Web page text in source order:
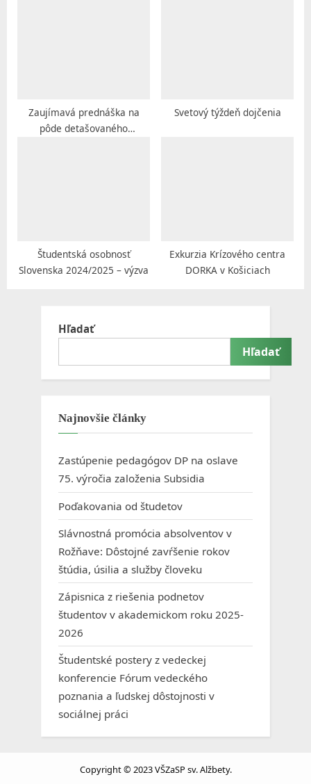
Zaujímavá prednáška na
pôde detašovaného
Svetový týždeň dojčenia
Študentská osobnosť
Slovenska 2024/2025 – výzva
Exkurzia Krízového centra
DORKA v Košiciach
Hľadať
Hľadať
Najnovšie články
Zastúpenie pedagógov DP na oslave
75. výročia založenia Subsidia
Poďakovania od študetov
Slávnostná promócia absolventov v
Rožňave: Dôstojné zavŕšenie rokov
štúdia, úsilia a služby človeku
Zápisnica z riešenia podnetov
študentov v akademickom roku 2025-
2026
Študentské postery z vedeckej
konferencie Fórum vedeckého
poznania a ľudskej dôstojnosti v
sociálnej práci
Copyright © 2023 VŠZaSP sv. Alžbety.